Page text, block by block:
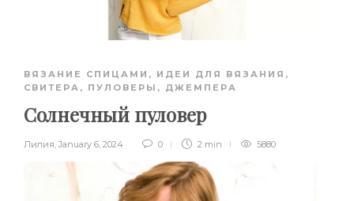
ВЯЗАНИЕ СПИЦАМИ , ИДЕИ ДЛЯ ВЯЗАНИЯ ,
СВИТЕРА, ПУЛОВЕРЫ, ДЖЕМПЕРА
Солнечный пуловер
Лилия, January 6, 2024 0 2 min 5880